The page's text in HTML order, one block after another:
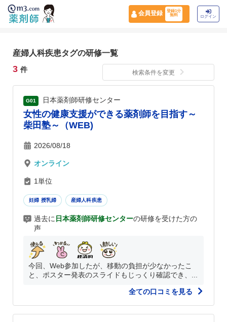
会員登録
登録1分
無料
ログイン
産婦人科疾患タグの研修一覧
3 件 検索条件を変更
G01 日本薬剤師研修センター
女性の健康支援ができる薬剤師を目指す～
柴田塾～（WEB)
2026/08/18
オンライン
1単位
妊婦 授乳婦 産婦人科疾患
過去に 日本薬剤師研修センターの研修を受けた方の
声
今回、Web参加したが、移動の負担が少なかったこ
と、ポスター発表のスライドもじっくり確認でき、...
全ての口コミを見る